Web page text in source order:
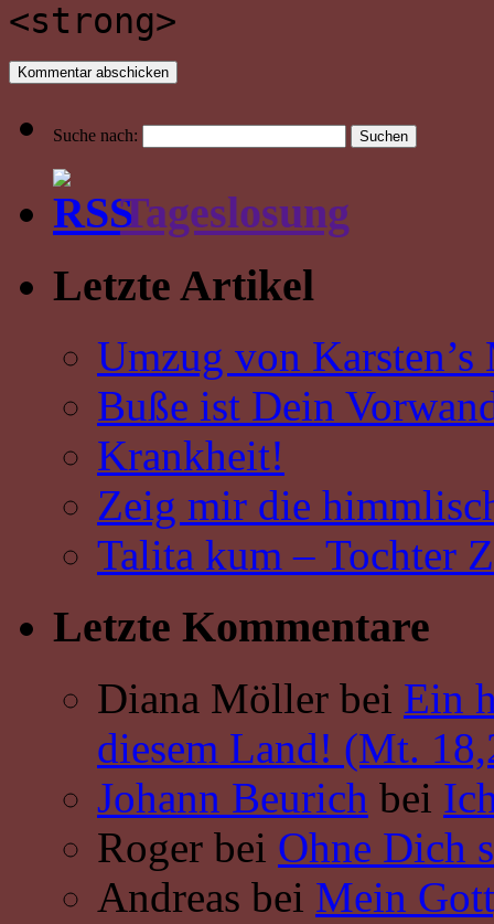
<strong>
Suche nach:
Tageslosung
Letzte Artikel
Umzug von
Buße ist Dein
Krankheit!
Zeig mir die
Talita kum – Tochter
Letzte Kommentare
Diana Möller bei Ein
diesem Land! (Mt.
Johann Beurich bei
Roger bei Ohne Dich
Andreas bei Mein